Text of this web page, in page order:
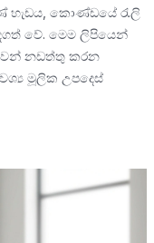
හැඩය, කොණ්ඩයේ රැලි
වේ. මෙම ලිපියෙන්
නඩත්තු කරන
මූලික උපදෙස්